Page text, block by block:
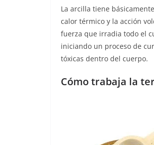
La arcilla tiene básicamente
calor térmico y la acción
fuerza que irradia todo el
iniciando un proceso de
tóxicas dentro del cuerpo.
Cómo trabaja la